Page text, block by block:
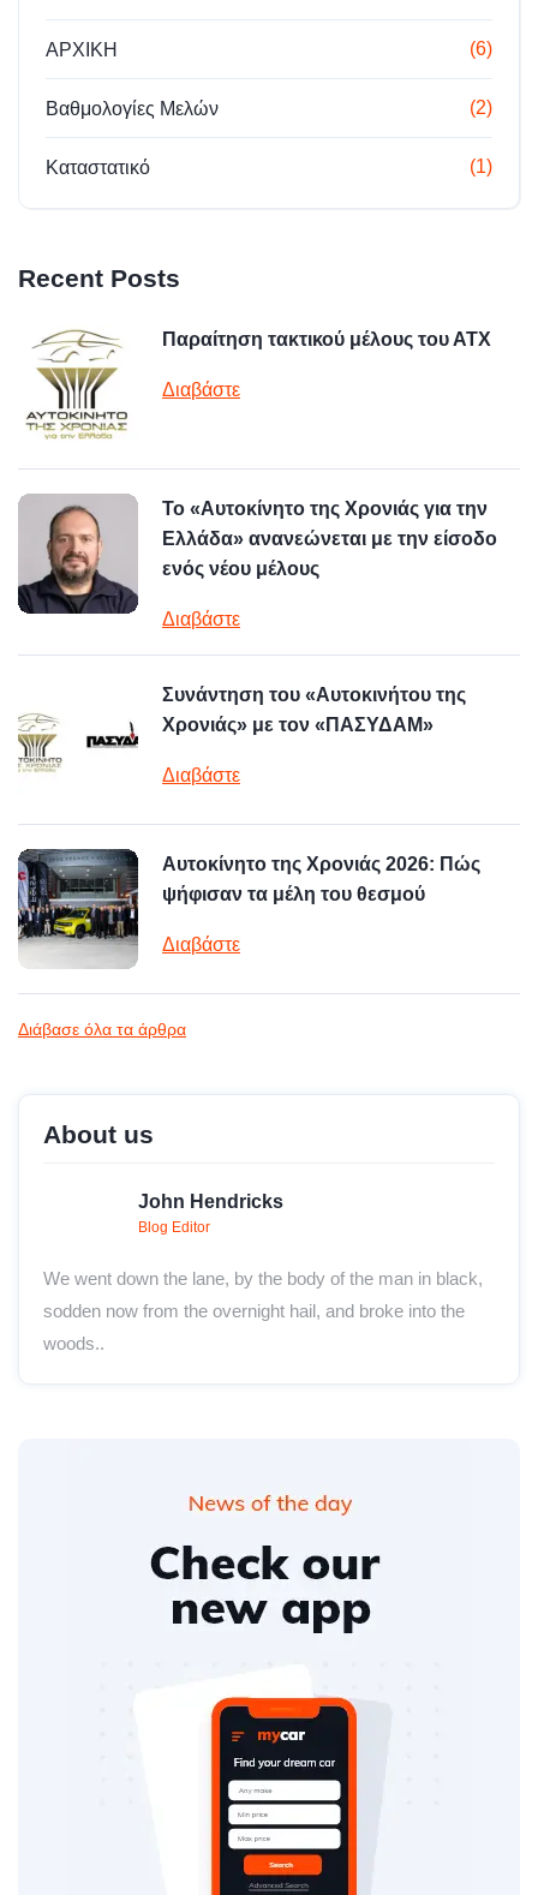
ΑΡΧΙΚΗ (6)
Βαθμολογίες Μελών (2)
Καταστατικό (1)
Recent Posts
Παραίτηση τακτικού μέλους του ΑΤΧ
Διαβάστε
Το «Αυτοκίνητο της Χρονιάς για την
Ελλάδα» ανανεώνεται με την είσοδο
ενός νέου μέλους
Διαβάστε
Συνάντηση του «Αυτοκινήτου της
Χρονιάς» με τον «ΠΑΣΥΔΑΜ»
Διαβάστε
Αυτοκίνητο της Χρονιάς 2026: Πώς
ψήφισαν τα μέλη του θεσμού
Διαβάστε
Διάβασε όλα τα άρθρα
About us
John Hendricks
Blog Editor
We went down the lane, by the body of the man in black,
sodden now from the overnight hail, and broke into the
woods..